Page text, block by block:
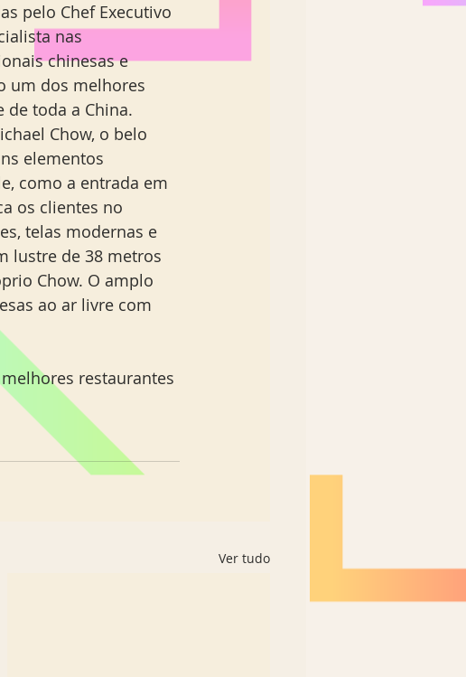
pelo Chef Executivo
nas
chinesas e
um dos melhores
de toda a China.
Chow, o belo
elementos
como a entrada em
os clientes no
telas modernas e
lustre de 38 metros
Chow. O amplo
ao ar livre com
restaurantes
Ver tudo